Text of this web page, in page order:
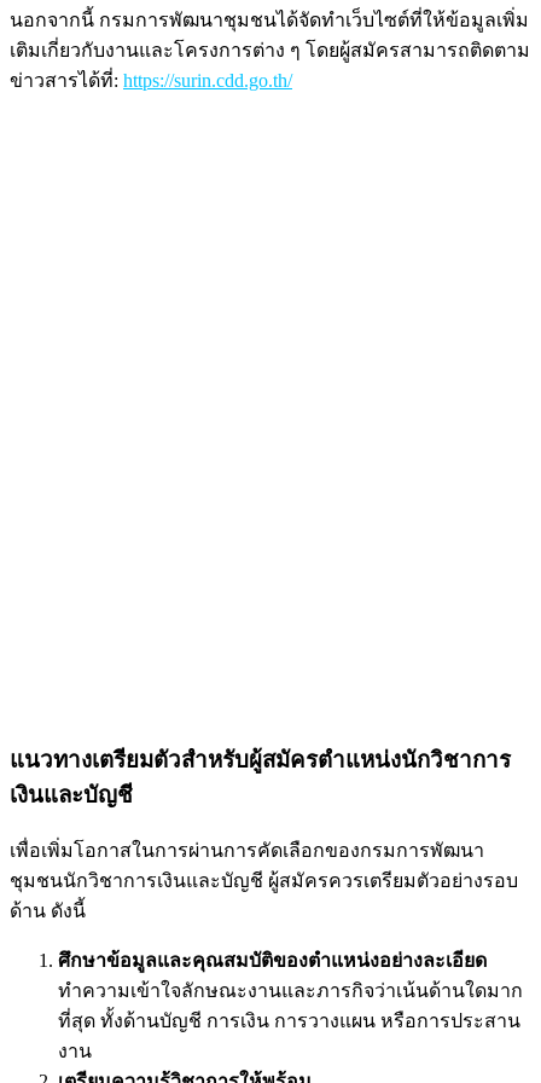
นอกจากนี้ กรมการพัฒนาชุมชนได้จัดทำเว็บไซต์ที่ให้ข้อมูลเพิ่ม
เติมเกี่ยวกับงานและโครงการต่าง ๆ โดยผู้สมัครสามารถติดตาม
ข่าวสารได้ที่: https://surin.cdd.go.th/
แนวทางเตรียมตัวสำหรับผู้สมัครตำแหน่งนักวิชาการ
เงินและบัญชี
เพื่อเพิ่มโอกาสในการผ่านการคัดเลือกของกรมการพัฒนา
ชุมชนนักวิชาการเงินและบัญชี ผู้สมัครควรเตรียมตัวอย่างรอบ
ด้าน ดังนี้
ศึกษาข้อมูลและคุณสมบัติของตำแหน่งอย่างละเอียด
ทำความเข้าใจลักษณะงานและภารกิจว่าเน้นด้านใดมาก
ที่สุด ทั้งด้านบัญชี การเงิน การวางแผน หรือการประสาน
งาน